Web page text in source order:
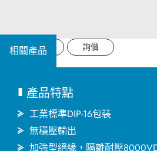
相關產品
Datasheet 詢價
產品特點
工業標準DIP-16包裝
無穩壓輸出
加強型絕緣，隔離耐壓
應用領域
關於捷拓